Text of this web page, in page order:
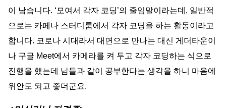
이 남습니다. ‘모여서 각자 코딩’의 줄임말이라는데, 일반적
으로는 카페나 스터디룸에서 각자 코딩을 하는 활동이라고
합니다. 코로나 시대라서 대면으로 만나는 대신 게더타운이
나 구글 Meet에서 카메라를 켜 두고 각자 코딩하는 식으로
진행을 했는데 남들과 같이 공부한다는 생각을 하니 마음에
위안도 되고 좋더군요.